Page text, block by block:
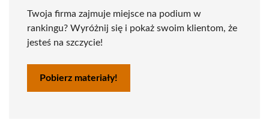
Twoja firma zajmuje miejsce na podium w
rankingu? Wyróżnij się i pokaż swoim klientom, że
jesteś na szczycie!
Pobierz materiały!